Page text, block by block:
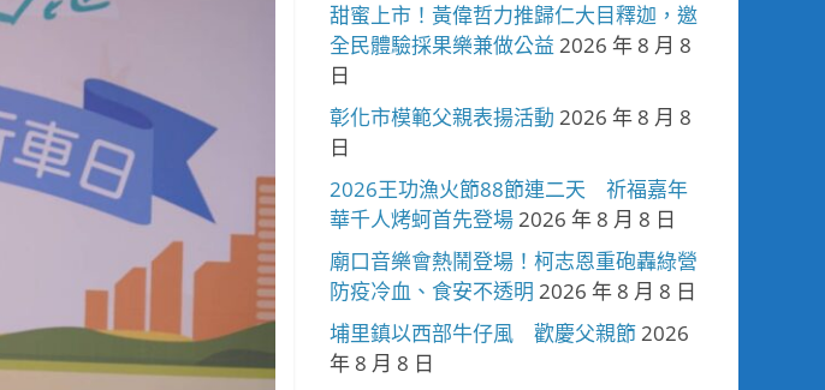
甜蜜上市！黃偉哲力推歸仁大目釋迦，邀
全民體驗採果樂兼做公益 2026 年 8 月 8
日
彰化市模範父親表揚活動 2026 年 8 月 8
日
2026王功漁火節88節連二天 祈福嘉年
華千人烤蚵首先登場2026 年 8 月 8 日
廟口音樂會熱鬧登場！柯志恩重砲轟綠營
防疫冷血、食安不透明 2026 年 8 月 8 日
埔里鎮以西部牛仔風 歡慶父親節2026
年 8 月 8 日